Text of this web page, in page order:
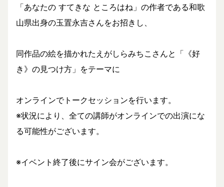
「あなたの すてきな ところはね」の作者である和歌
山県出身の玉置永吉さんをお招きし、
同作品の絵を描かれたえがしらみちこさんと「《好
き》の見つけ方」をテーマに
オンラインでトークセッションを行います。
※状況により、全ての講師がオンラインでの出演にな
る可能性がございます。
※イベント終了後にサイン会がございます。